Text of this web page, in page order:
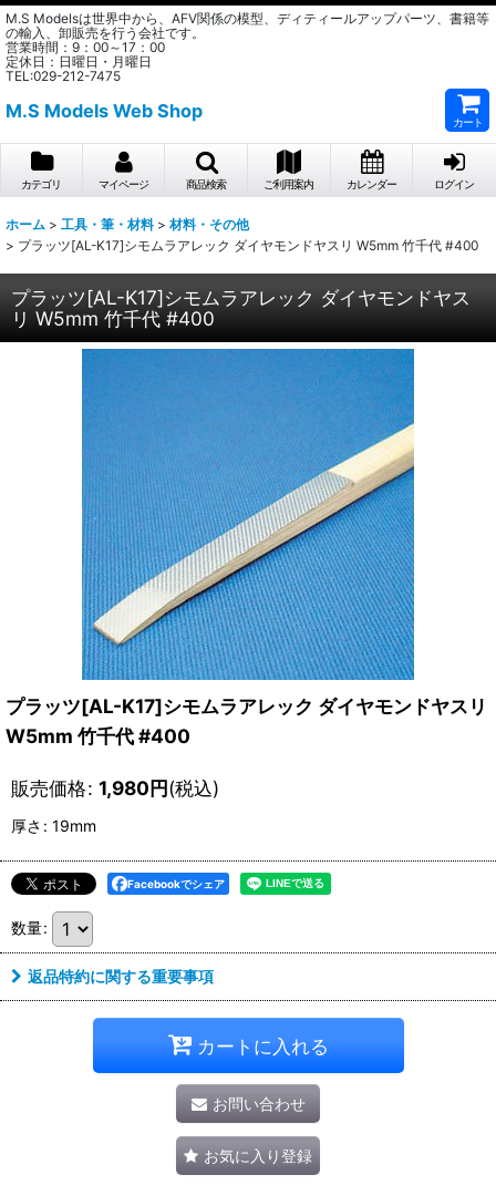
M.S Modelsは世界中から、AFV関係の模型、ディティールアップパーツ、書籍等
の輸入、卸販売を行う会社です。
営業時間：9：00～17：00
定休日：日曜日・月曜日
TEL:029-212-7475
M.S Models Web Shop
カート
カテゴリ マイページ 商品検索 ご利用案内 カレンダー ログイン
ホーム > 工具・筆・材料 > 材料・その他
> プラッツ[AL-K17]シモムラアレック ダイヤモンドヤスリ W5mm 竹千代 #400
プラッツ[AL-K17]シモムラアレック ダイヤモンドヤス
リ W5mm 竹千代 #400
プラッツ[AL-K17]シモムラアレック ダイヤモンドヤスリ
W5mm 竹千代 #400
販売価格: 1,980円(税込)
厚さ : 19mm
Facebookでシェア
数量:
返品特約に関する重要事項
カートに入れる
お問い合わせ
お気に入り登録